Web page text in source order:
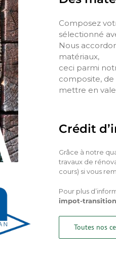
Composez
sélectionné
Nous
matériaux,
ceci parmi
composite,
mettre en
Crédit
Grâce à notre
travaux de
cours) si vous
Pour plus
impot-
Toutes nos